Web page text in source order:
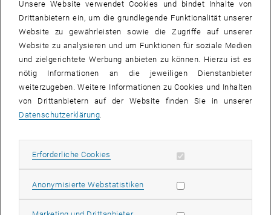
Mittels CARD-FISH spezifisch markierte Vibrio cholerae Zellen in einer
Weitere Bilder zu diesem Eintrag sind erst nach Login sichtbar.
Der diesjährige Österreichische Hygienepreis wurde anMag. Sonja
Schauer, Mitarbeiterin am Interuniversitären Kooperationszentrum
Wasser und Gesundheit (ICC Water & Health), einer
Zusammenarbeit zwischen der Technischen Universität Wien und
der Medizinischen Universität Wien verliehen.
Samples by Use of Catalyzed Reporter Deposition Fluorescence In
Situ Hybridization Combined with Solid-Phase Cytometry", und
wurde Ende 2012 im Top-Journal "Applied and Environmental
Microbiology" veröffentlicht*.
Unsere Website verwendet Cookies und bindet Inhalte von
Drittanbietern ein, um die grundlegende Funktionalität unserer
Website zu gewährleisten sowie die Zugriffe auf unserer
Website zu analysieren und um Funktionen für soziale Medien
und zielgerichtete Werbung anbieten zu können. Hierzu ist es
nötig Informationen an die jeweiligen Dienstanbieter
weiterzugeben. Weitere Informationen zu Cookies und Inhalten
von Drittanbietern auf der Website finden Sie in unserer
Datenschutzerklärung
Erforderliche Cookies Erforderliche Cookies zulassen
Anonymisierte WebstatistikenStatistik Cookies zulassen